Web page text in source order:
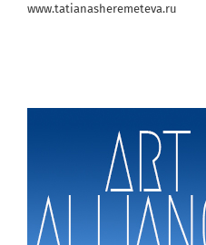
www.tatianasheremeteva.ru